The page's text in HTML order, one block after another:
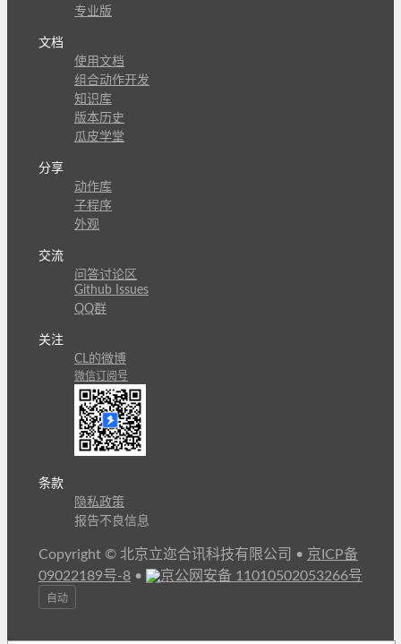
专业版
文档
使用文档
组合动作开发
知识库
版本历史
瓜皮学堂
分享
动作库
子程序
外观
交流
问答讨论区
Github Issues
QQ群
关注
CL的微博
微信订阅号
条款
隐私政策
报告不良信息
Copyright © 北京立迩合讯科技有限公司 • 京ICP备
09022189号-8 • 京公网安备 11010502053266号
自动